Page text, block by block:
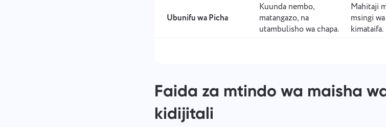
Ubunifu wa Picha
Kuunda nembo,
matangazo, na
utambulisho wa chapa.
Mahitaji
msingi
kimataifa.
Faida za mtindo wa maisha
kidijitali